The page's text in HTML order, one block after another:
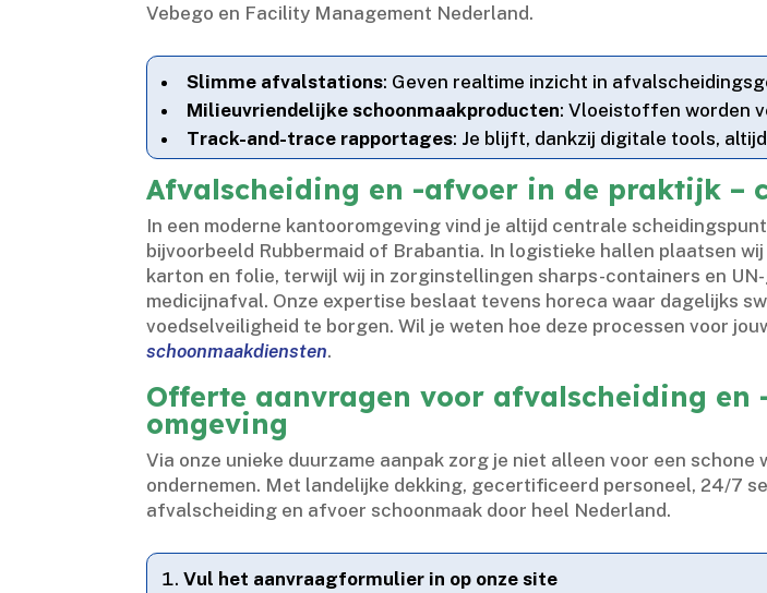
Vebego en Facility Management Nederland.​
Slimme afvalstations: Geven realtime inzicht in
Milieuvriendelijke schoonmaakproducten: Vloeistoffen worden
Track-and-trace rapportages: Je blijft, dankzij digitale tools,
Afvalscheiding en -afvoer in de praktijk –
In een moderne kantooromgeving vind je altijd centrale
bijvoorbeeld Rubbermaid of Brabantia.​ In logistieke hallen plaatsen
karton en folie, terwijl wij in zorginstellingen sharps-containers en
medicijnafval.​ Onze expertise beslaat tevens horeca waar dagelijks
voedselveiligheid te borgen.​ Wil je weten hoe deze processen voor
schoonmaakdiensten.​
Offerte aanvragen voor afvalscheiding en
omgeving
Via onze unieke duurzame aanpak zorg je niet alleen voor een
ondernemen.​ Met landelijke dekking, gecertificeerd personeel, 24/7
afvalscheiding en afvoer schoonmaak door heel Nederland.​
Vul het aanvraagformulier in op onze site